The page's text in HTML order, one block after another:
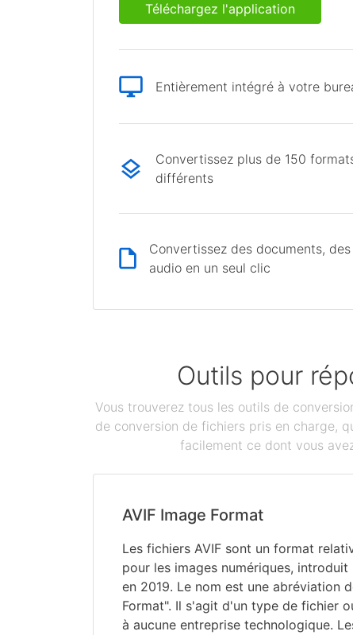
Téléchargez l'application
Entièrement intégré à votre
Convertissez plus de 150
différents
Convertissez des documents,
audio en un seul clic
Outils pour
Vous trouverez tous les outils de
de conversion de fichiers pris en charge,
facilement ce dont vous
AVIF Image Format
Les fichiers AVIF sont un format
pour les images numériques,
en 2019. Le nom est une abréviation
Format". Il s'agit d'un type de fichier
à aucune entreprise technologique.